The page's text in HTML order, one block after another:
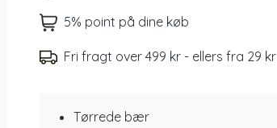
5% point på dine køb
Fri fragt over 499 kr - ellers fra 29 kr
Tørrede bær